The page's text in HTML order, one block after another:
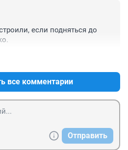
изображать в снегу.
если подняться до
все комментарии
Отправить